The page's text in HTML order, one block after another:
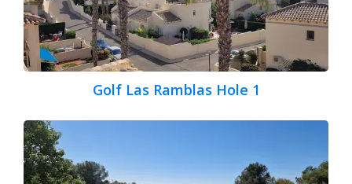
Golf Las Ramblas Hole 1